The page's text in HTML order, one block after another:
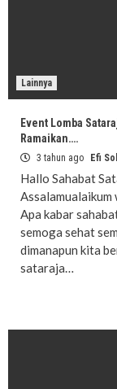
Lainnya
Event Lomba
Ramaikan….
3 tahun ago Efi
Hallo Sahabat
Assalamualaikum
Apa kabar
semoga sehat
dimanapun kita
sataraja…